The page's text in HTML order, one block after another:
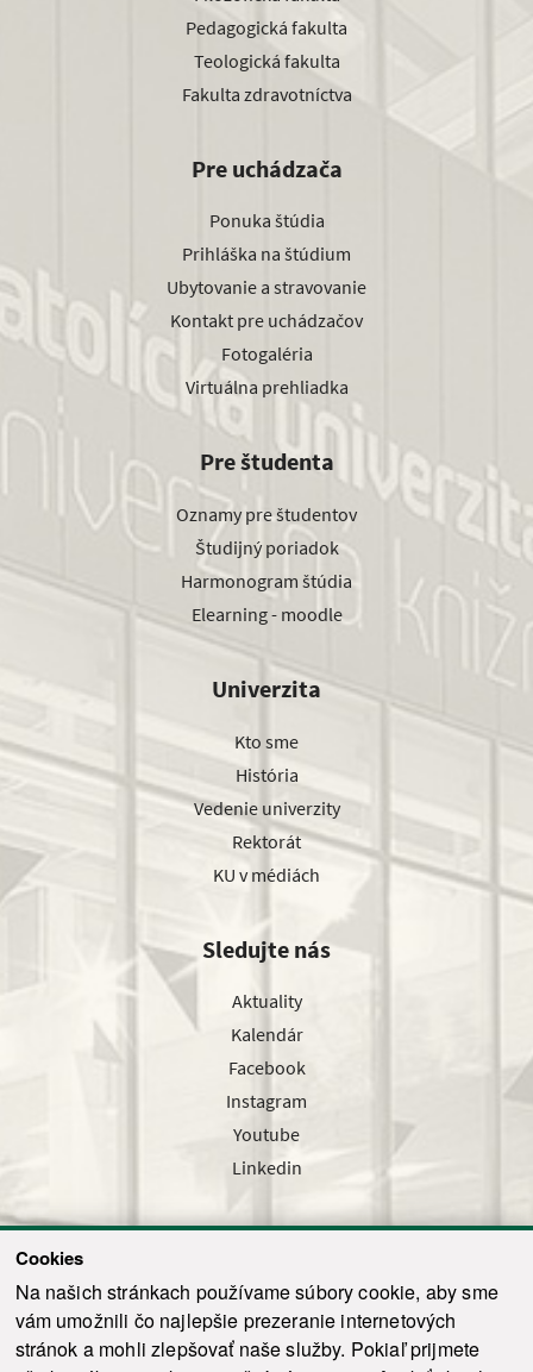
Cookies
Na našich stránkach používame súbory cookie, aby sme
vám umožnili čo najlepšie prezeranie internetových
stránok a mohli zlepšovať naše služby. Pokiaľ prijmete
Pedagogická fakulta
Teologická fakulta
Fakulta zdravotníctva
Pre uchádzača
Ponuka štúdia
Prihláška na štúdium
Ubytovanie a stravovanie
Kontakt pre uchádzačov
Fotogaléria
Virtuálna prehliadka
Pre študenta
Oznamy pre študentov
Študijný poriadok
Harmonogram štúdia
Elearning - moodle
Univerzita
Kto sme
História
Vedenie univerzity
Rektorát
KU v médiách
Sledujte nás
Aktuality
Kalendár
Facebook
Instagram
Youtube
Linkedin